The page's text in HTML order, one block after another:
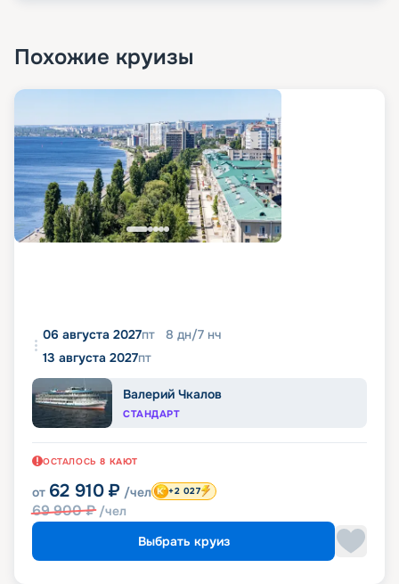
Похожие круизы
06 августа 2027пт 8 дн/7 нч
13 августа 2027пт
Валерий Чкалов
СТАНДАРТ
ОСТАЛОСЬ 8 КАЮТ
от 62 910 ₽ /чел
69 900₽ /чел
+2 027
Выбрать круиз